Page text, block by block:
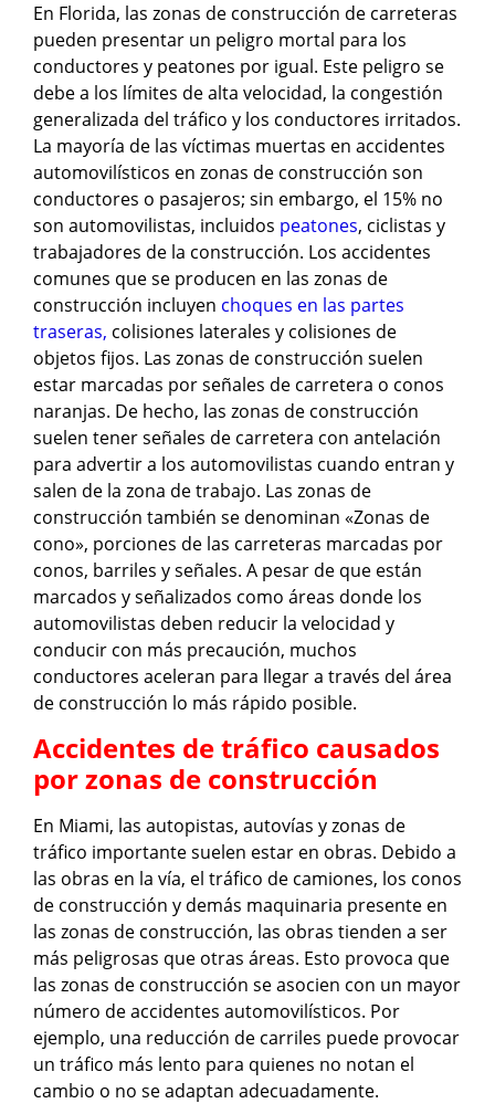
En Florida, las zonas de construcción de carreteras
pueden presentar un peligro mortal para los
conductores y peatones por igual. Este peligro se
debe a los límites de alta velocidad, la congestión
generalizada del tráfico y los conductores irritados.
La mayoría de las víctimas muertas en accidentes
automovilísticos en zonas de construcción son
conductores o pasajeros; sin embargo, el 15% no
son automovilistas, incluidos peatones, ciclistas y
trabajadores de la construcción. Los accidentes
comunes que se producen en las zonas de
construcción incluyen choques en las partes
traseras, colisiones laterales y colisiones de
objetos fijos. Las zonas de construcción suelen
estar marcadas por señales de carretera o conos
naranjas. De hecho, las zonas de construcción
suelen tener señales de carretera con antelación
para advertir a los automovilistas cuando entran y
salen de la zona de trabajo. Las zonas de
construcción también se denominan «Zonas de
cono», porciones de las carreteras marcadas por
conos, barriles y señales. A pesar de que están
marcados y señalizados como áreas donde los
automovilistas deben reducir la velocidad y
conducir con más precaución, muchos
conductores aceleran para llegar a través del área
de construcción lo más rápido posible.
Accidentes de tráfico causados ​​
por zonas de construcción
En Miami, las autopistas, autovías y zonas de
tráfico importante suelen estar en obras. Debido a
las obras en la vía, el tráfico de camiones, los conos
de construcción y demás maquinaria presente en
las zonas de construcción, las obras tienden a ser
más peligrosas que otras áreas. Esto provoca que
las zonas de construcción se asocien con un mayor
número de accidentes automovilísticos. Por
ejemplo, una reducción de carriles puede provocar
un tráfico más lento para quienes no notan el
cambio o no se adaptan adecuadamente.